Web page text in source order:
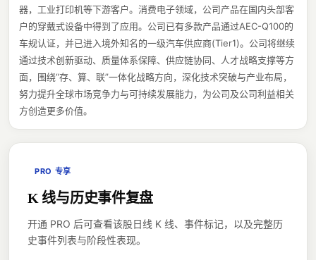
器，工业打印机等下游客户。消费电子领域，公司产品在国内头部客
户的穿戴式设备中得到了应用。公司已有多款产品通过AEC-Q100的
车规认证，并已进入境外知名的一级汽车供应商(Tier1)。公司将继续
通过技术创新驱动、质量体系保障、供应链协同、人才战略支撑等方
面，围绕“存、算、联”一体化战略方向，深化技术突破与产业布局，
努力提升全球市场竞争力与可持续发展能力，为公司及公司利益相关
方创造更多价值。
PRO 专享
K 线与历史事件复盘
开通 PRO 后可查看该股日线 K 线、事件标记，以及完整历
史事件列表与阶段性表现。